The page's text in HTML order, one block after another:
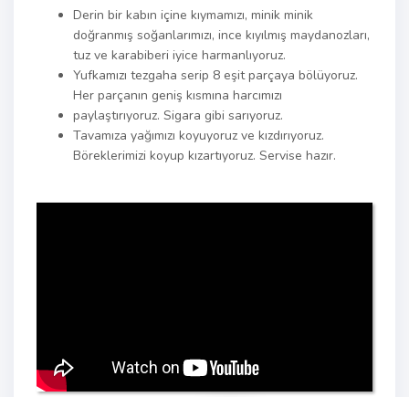
Derin bir kabın içine kıymamızı, minik minik
doğranmış soğanlarımızı, ince kıyılmış maydanozları,
tuz ve karabiberi iyice harmanlıyoruz.
Yufkamızı tezgaha serip 8 eşit parçaya bölüyoruz.
Her parçanın geniş kısmına harcımızı
paylaştırıyoruz. Sigara gibi sarıyoruz.
Tavamıza yağımızı koyuyoruz ve kızdırıyoruz.
Böreklerimizi koyup kızartıyoruz. Servise hazır.